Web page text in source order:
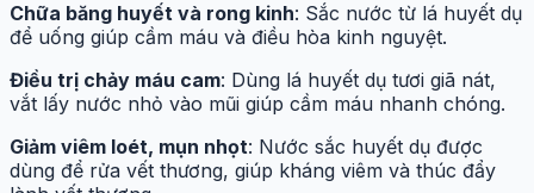
Chữa băng huyết và rong kinh: Sắc nước từ lá huyết dụ
để uống giúp cầm máu và điều hòa kinh nguyệt.
Điều trị chảy máu cam: Dùng lá huyết dụ tươi giã nát,
vắt lấy nước nhỏ vào mũi giúp cầm máu nhanh chóng.
Giảm viêm loét, mụn nhọt: Nước sắc huyết dụ được
dùng để rửa vết thương, giúp kháng viêm và thúc đẩy